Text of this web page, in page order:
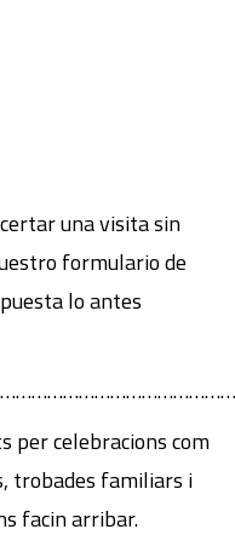
una visita sin
formulario de
lo antes
per celebracions com
trobades familiars i
facin arribar.